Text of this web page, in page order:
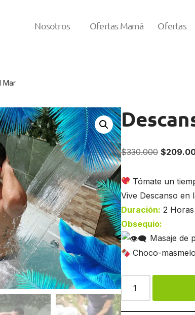
Nosotros Ofertas Mamá Ofertas
Mar
$330.000 $
Tómate un
Vive Descanso en
Duración: 2 Horas
Obsequio:
Masaje de
Choco-